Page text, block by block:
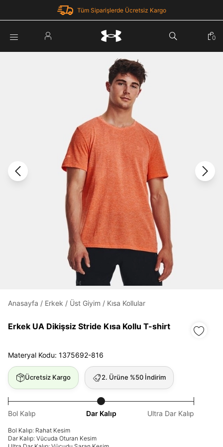
Tüm Siparişlerde Ücretsiz Kargo
Şifremi Unuttum
Giriş Yap
Under Armour'da yeni misiniz? Kayıt Ol
Üye Olmadan Devam Et
0
Anasayfa / Erkek / Üst Giyim / Kısa Kollular
Erkek UA Dikişsiz Stride Kısa Kollu T-shirt
Materyal Kodu: 1375692-816
Ücretsiz Kargo 2. Ürüne %50 İndirim
Bol Kalıp Dar Kalıp Ultra Dar Kalıp
Bol Kalıp: Rahat Kesim
Dar Kalıp: Vücuda Oturan Kesim
Parola Yenileme
Parolayı Yenile
Giriş Sayfasına Dön
Zaten hesabın var mı? Giriş yap
Daha hızlı ödeme. Hızlı sipariş takibi.
Giriş Yap Kayıt Ol
E-posta
Beni Hatırla